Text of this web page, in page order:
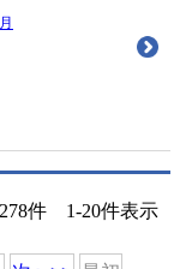
278件 1-20件表示